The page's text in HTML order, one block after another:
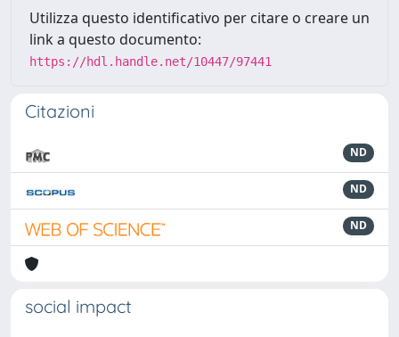
Utilizza questo identificativo per citare o creare un
link a questo documento:
https://hdl.handle.net/10447/97441
Citazioni
ND
ND
ND
social impact